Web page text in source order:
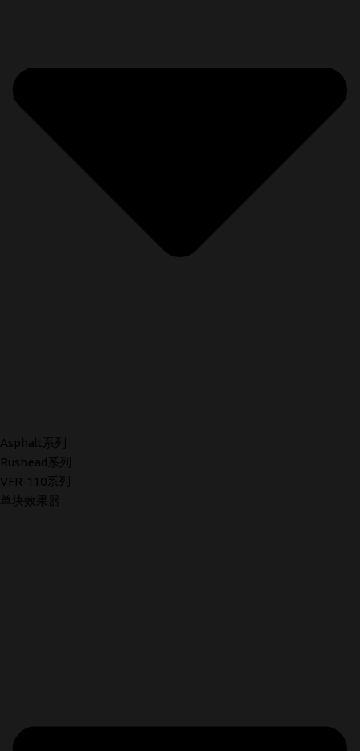
Asphalt系列
Rushead系列
VFR-110系列
单块效果器